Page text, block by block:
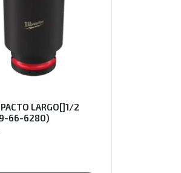
LARGO[]1/2
66-6280)